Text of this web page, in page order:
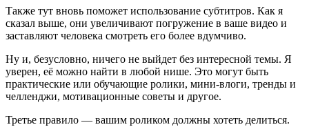
Также тут вновь поможет использование субтитров. Как я
сказал выше, они увеличивают погружение в ваше видео и
заставляют человека смотреть его более вдумчиво.
Ну и, безусловно, ничего не выйдет без интересной темы. Я
уверен, её можно найти в любой нише. Это могут быть
практические или обучающие ролики, мини‑влоги, тренды и
челленджи, мотивационные советы и другое.
Третье правило — вашим роликом должны хотеть делиться.